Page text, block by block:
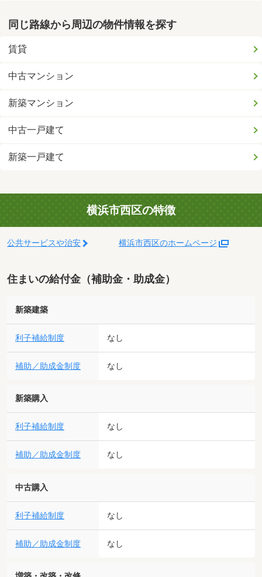
同じ路線から周辺の物件情報を探す
賃貸
中古マンション
新築マンション
中古一戸建て
新築一戸建て
横浜市西区の特徴
公共サービスや治安 横浜市西区のホームページ
住まいの給付金（補助金・助成金）
新築建築
利子補給制度 なし
補助／助成金制度 なし
新築購入
利子補給制度 なし
補助／助成金制度 なし
中古購入
利子補給制度 なし
補助／助成金制度 なし